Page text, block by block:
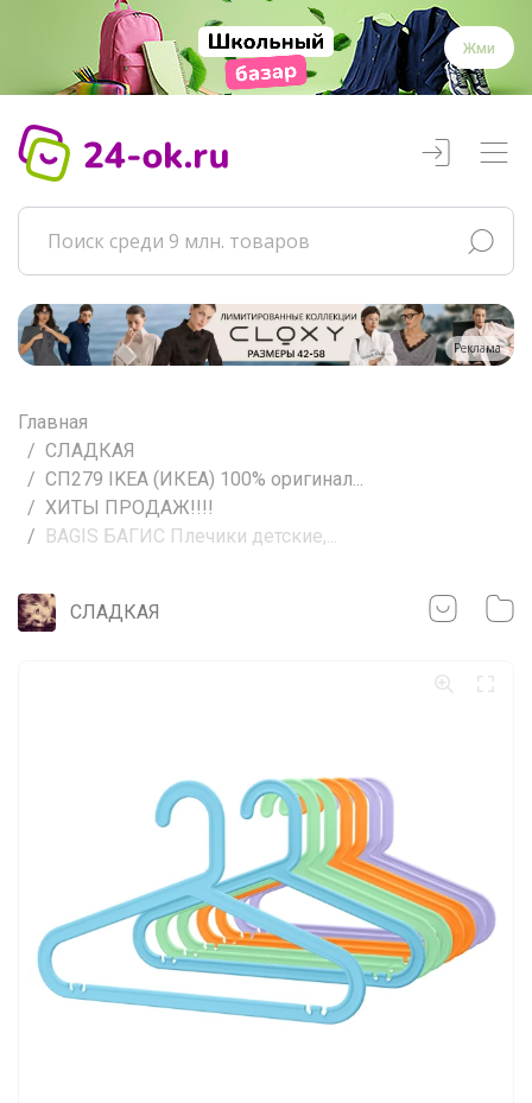
Жми
Реклама
Главная
СЛАДКАЯ
СП279 IKEA (ИКЕА) 100% оригинал...
ХИТЫ ПРОДАЖ!!!!
BAGIS БАГИС Плечики детские,...
СЛАДКАЯ